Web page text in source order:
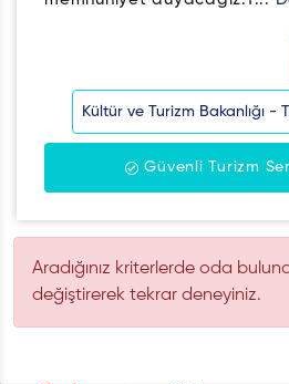
Kültür ve Turizm Bakanlığı -
Güvenli Turizm
Aradığınız kriterlerde oda
değiştirerek tekrar deneyiniz.